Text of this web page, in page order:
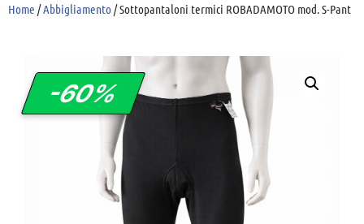
Home /Abbigliamento / Sottopantaloni termici ROBADAMOTO mod. S-Pant
-60%